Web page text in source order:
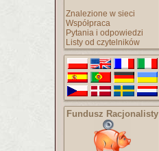
Znalezione w sieci
Współpraca
Pytania i odpowiedzi
Listy od czytelników
Fundusz Racjonalisty